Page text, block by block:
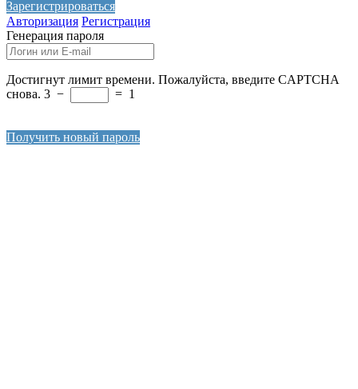
Зарегистрироваться
Авторизация Регистрация
Генерация пароля
Достигнут лимит времени. Пожалуйста, введите CAPTCHA
снова. 3 − = 1
Получить новый пароль